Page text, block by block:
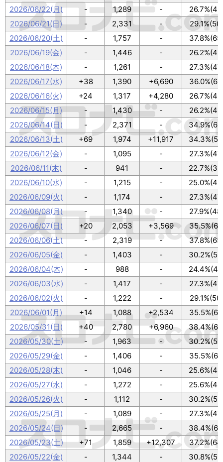
2026/06/22(月)
- 1,289 -
2026/06/21(日)
- 2,331 -
2026/06/20(土)
- 1,757 -
2026/06/19(金)
- 1,446 -
2026/06/18(木)
- 1,261 -
2026/06/17(水)
+38 1,390 +6,690
2026/06/16(火)
+24 1,317 +4,280
2026/06/15(月)
- 1,430 -
2026/06/14(日)
- 2,371 -
2026/06/13(土)
+69 1,974 +11,917
2026/06/12(金)
- 1,095 -
2026/06/11(木)
- 941 -
2026/06/10(水)
- 1,215 -
2026/06/09(火)
- 1,174 -
2026/06/08(月)
- 1,340 -
2026/06/07(日)
+20 2,053 +3,569
2026/06/06(土)
- 2,319 -
2026/06/05(金)
- 1,403 -
2026/06/04(木)
- 988 -
2026/06/03(水)
- 1,417 -
2026/06/02(火)
- 1,222 -
2026/06/01(月)
+14 1,088 +2,534
2026/05/31(日)
+40 2,780 +6,960
2026/05/30(土)
- 1,963 -
2026/05/29(金)
- 1,406 -
2026/05/28(木)
- 1,046 -
2026/05/27(水)
- 1,272 -
2026/05/26(火)
- 1,112 -
2026/05/25(月)
- 1,089 -
2026/05/24(日)
- 2,665 -
2026/05/23(土)
+71 1,859 +12,307
2026/05/22(金)
- 1,344 -